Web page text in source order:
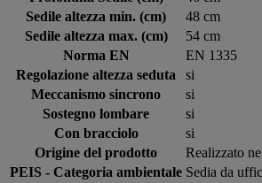
Sedile altezza min. (cm)
48 cm
Sedile altezza max. (cm)
54 cm
Norma EN
EN 1335
Regolazione altezza seduta
si
Meccanismo sincrono
si
Sostegno lombare
si
Con bracciolo
si
Origine del prodotto
Realizzato
PEIS - Categoria ambientale Sedia da